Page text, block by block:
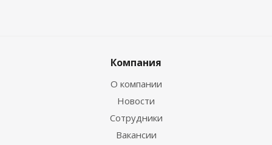
Компания
О компании
Новости
Сотрудники
Вакансии